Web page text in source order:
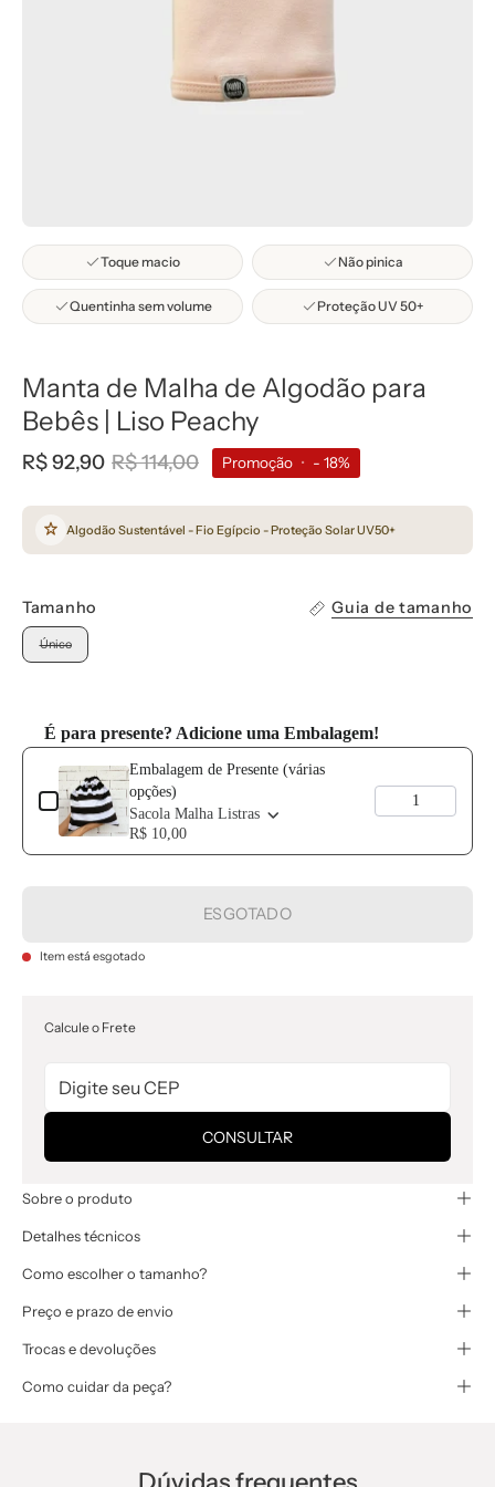
Toque macio Não pinica
Quentinha sem volume Proteção UV 50+
Manta de Malha de Algodão para
Bebês | Liso Peachy
R$ 92,90 R$ 114,00 Promoção • - 18%
Algodão Sustentável - Fio Egípcio - Proteção Solar UV50+
Tamanho Guia de tamanho
Único
É para presente? Adicione uma Embalagem!
Use the Previous and Next buttons to navigate through product
Embalagem de Presente (várias
opções)
Sacola Malha Listras
R$ 10,00
ESGOTADO
Item está esgotado
Calcule o Frete
CONSULTAR
Sobre o produto
Detalhes técnicos
Como escolher o tamanho?
Preço e prazo de envio
Trocas e devoluções
Como cuidar da peça?